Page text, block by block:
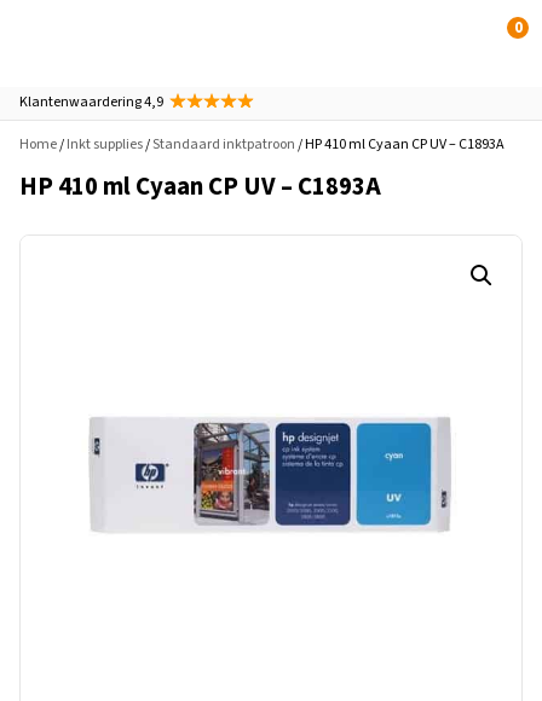
0
Klantenwaardering 4,9
Home/Inkt supplies/Standaard inktpatroon/ HP 410 ml Cyaan CP UV – C1893A
HP 410 ml Cyaan CP UV – C1893A